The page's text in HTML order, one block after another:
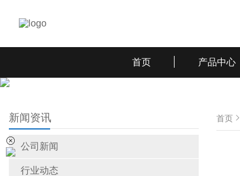
首页 产品中心
新闻资讯
公司新闻
行业动态
首页